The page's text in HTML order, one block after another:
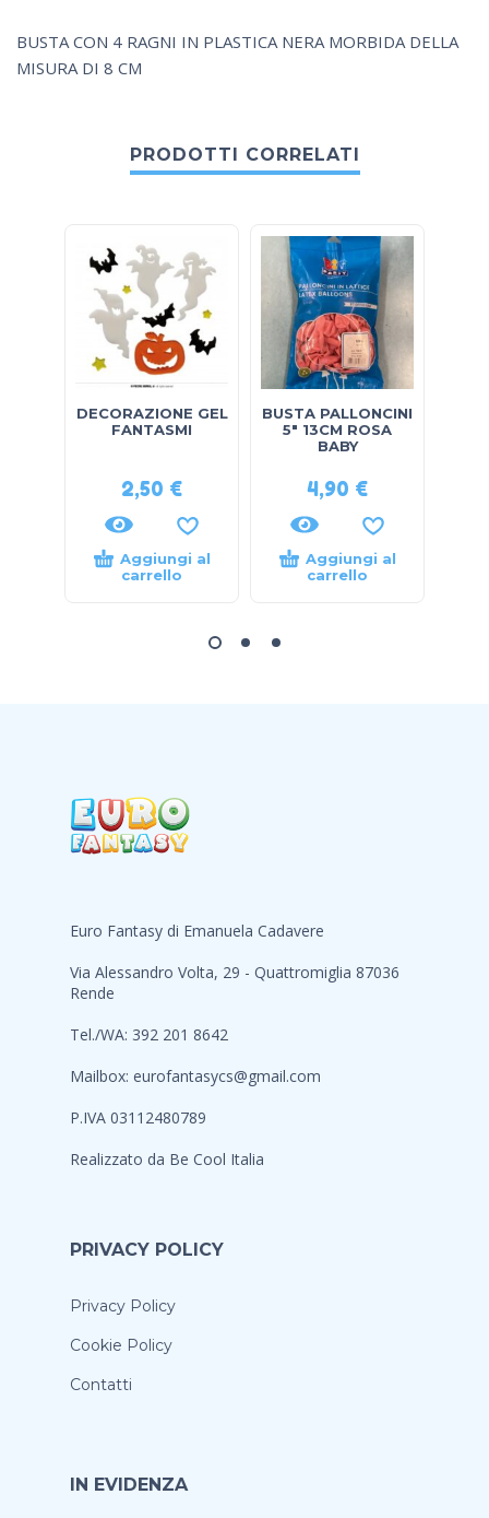
BUSTA CON 4 RAGNI IN PLASTICA NERA MORBIDA DELLA
MISURA DI 8 CM
PRODOTTI CORRELATI
DECORAZIONE GEL
FANTASMI
2,50 €
Aggiungi al
carrello
BUSTA PALLONCINI
5″ 13CM ROSA
BABY
4,90 €
Aggiungi al
carrello
Euro Fantasy di Emanuela Cadavere
Via Alessandro Volta, 29 - Quattromiglia 87036
Rende
Tel./WA: 392 201 8642
Mailbox: eurofantasycs@gmail.com
P.IVA 03112480789
Realizzato da Be Cool Italia
PRIVACY POLICY
Privacy Policy
Cookie Policy
Contatti
IN EVIDENZA